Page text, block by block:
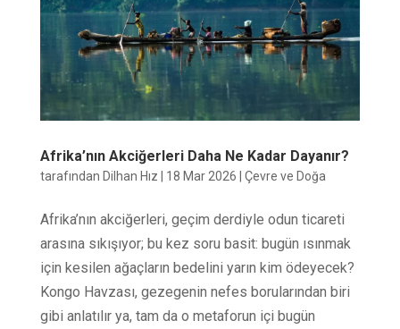
Afrika’nın Akciğerleri Daha Ne Kadar Dayanır?
tarafından Dilhan Hız 18 Mar 2026 Çevre ve Doğa
Afrika’nın akciğerleri, geçim derdiyle odun ticareti
arasına sıkışıyor; bu kez soru basit: bugün ısınmak
için kesilen ağaçların bedelini yarın kim ödeyecek?
Kongo Havzası, gezegenin nefes borularından biri
gibi anlatılır ya, tam da o metaforun içi bugün